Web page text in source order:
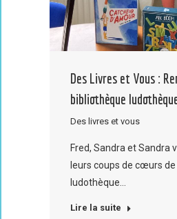
Des Livres et Vous :
bibliothèque
Des livres et vous
Fred, Sandra et Sandra
leurs coups de cœurs
ludothèque…
Lire la suite